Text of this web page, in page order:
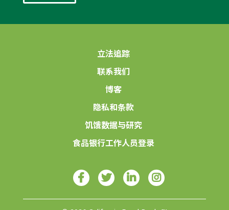
立法追踪
联系我们
博客
隐私和条款
饥饿数据与研究
食品银行工作人员登录